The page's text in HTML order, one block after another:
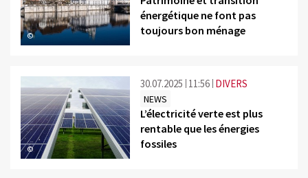
©
énergétique ne font pas
toujours bon ménage
©
30.07.2025 11:56 DIVERS
NEWS
L’électricité verte est plus
rentable que les énergies
fossiles